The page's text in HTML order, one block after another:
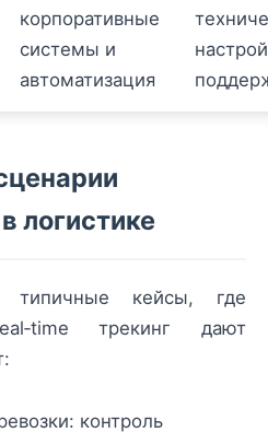
корпоративные
системы и
автоматизация
логистике
типичные кейсы, где
трекинг дают
контроль